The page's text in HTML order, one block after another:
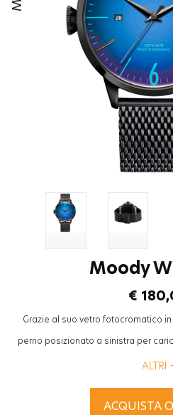
Moody
€
Grazie al suo vetro fotocromatico
perno posizionato a sinistra per
mesh ad aspetto “cool”, la
ALTRI
ACQUISTA